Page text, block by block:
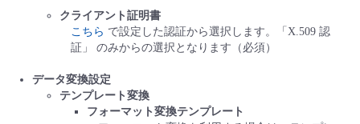
クライアント証明書
こちら で設定した認証から選択します。「X.509 認
証」 のみからの選択となります（必須）
データ変換設定
テンプレート変換
フォーマット変換テンプレート